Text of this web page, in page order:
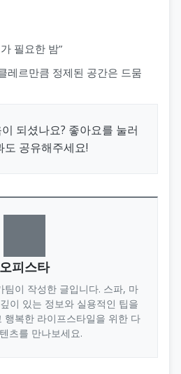
필요한 밤”
레르만큼 정제된 공간은 드뭄
되셨나요? 좋아요를 눌러
공유해주세요!
오피스타
팀이 작성한 글입니다. 스파, 마
이 있는 정보와 실용적인 팁을
행복한 라이프스타일을 위한 다
츠를 만나보세요.